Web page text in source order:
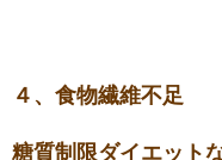
４、食物繊維不足
糖質制限ダイエット